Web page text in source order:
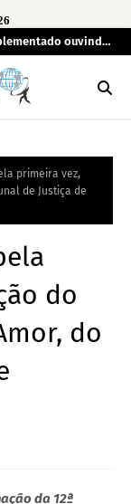
ouvindo
primeira vez,
de Justiça de
do
do
da 12ª